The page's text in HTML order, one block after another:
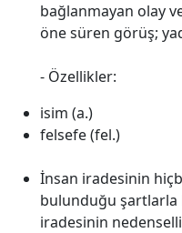
bağlanmayan olay
öne süren görüş;
- Özellikler:
isim (a.)
felsefe (fel.)
İnsan iradesinin
bulunduğu şartlarla
iradesinin